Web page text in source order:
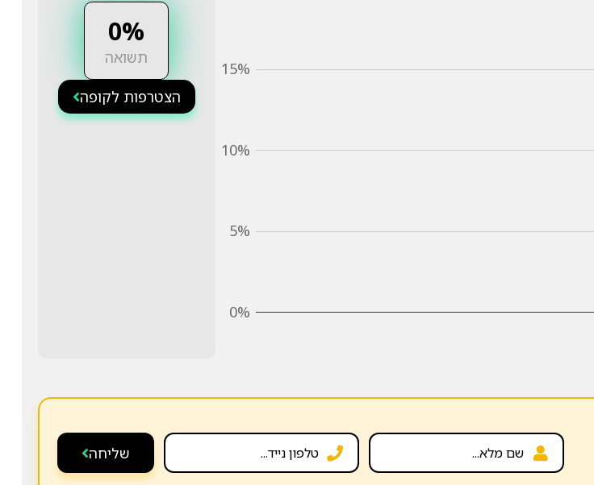
0%
5%
10%
15%
0%
תשואה
הצטרפות לקופה
שליחה